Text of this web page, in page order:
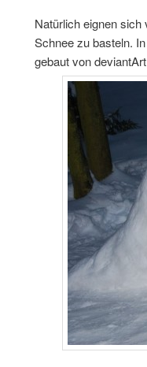
Natürlich eignen sich
Schnee zu basteln.
gebaut von